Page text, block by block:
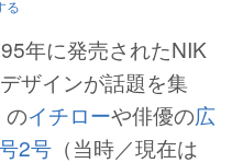
る
年に発売されたNIK
ザインが話題を集
のイチロー俳優の広
2号 （当時／現在は